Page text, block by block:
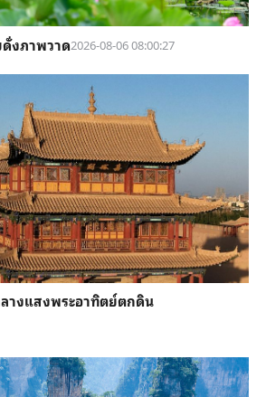
งภาพวาด2026-08-06 08:00:27
างแสงพระอาทิตย์ตกดิน